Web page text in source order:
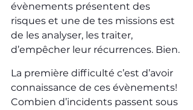
évènements présentent des
risques et une de tes missions est
de les analyser, les traiter,
d’empêcher leur récurrences. Bien.
La première difficulté c’est d’avoir
connaissance de ces évènements!
Combien d’incidents passent sous